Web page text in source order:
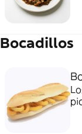
Bocadillos